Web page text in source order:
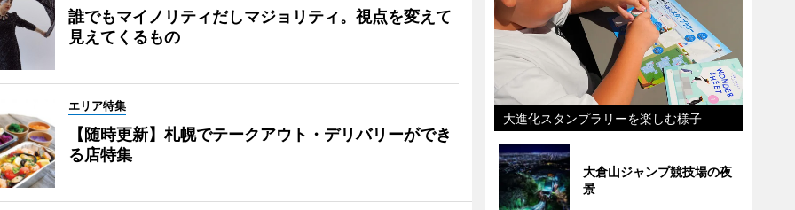
誰でもマイノリティだしマジョリティ。視点を変えて
見えてくるもの
エリア特集
【随時更新】札幌でテークアウト・デリバリーができ
る店特集
大進化スタンプラリーを楽しむ様子
大倉山ジャンプ競技場の夜
景